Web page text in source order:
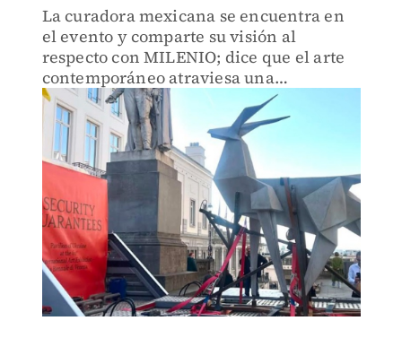
La curadora mexicana se encuentra en
el evento y comparte su visión al
respecto con MILENIO; dice que el arte
contemporáneo atraviesa una
transformación política, espiritual y
sensorial.